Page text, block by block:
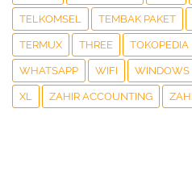
TELKOMSEL TEMBAK PAKET
TERMUX THREE TOKOPEDIA
WHATSAPP WIFI WINDOWS
XL ZAHIR ACCOUNTING